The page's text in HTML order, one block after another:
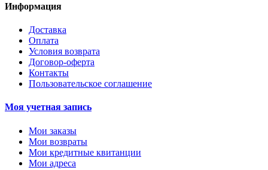
Информация
Доставка
Оплата
Условия возврата
Договор-оферта
Контакты
Пользовательское соглашение
Моя учетная запись
Мои заказы
Мои возвраты
Мои кредитные квитанции
Мои адреса